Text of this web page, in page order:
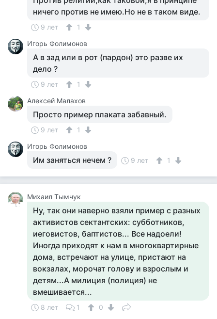
ничего против не имею.Но не в таком виде.
9 лет
1
Игорь Фолимонов
А в зад или в рот (пардон) это разве их
дело ?
9 лет
1
Алексей Малахов
Просто пример плаката забавный.
9 лет
1
Игорь Фолимонов
Им заняться нечем ? 9 лет 1
Михаил Тымчук
Ну, так они наверно взяли пример с разных
активистов сектантских: субботников,
иеговистов, баптистов... Все надоели!
Иногда приходят к нам в многоквартирные
дома, встречают на улице, пристают на
вокзалах, морочат голову и взрослым и
детям...А милиция (полиция) не
вмешивается...
8 лет 1
0